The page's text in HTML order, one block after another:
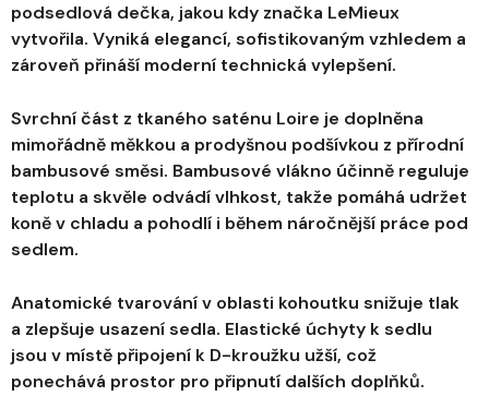
podsedlová dečka, jakou kdy značka LeMieux
vytvořila. Vyniká elegancí, sofistikovaným vzhledem a
zároveň přináší moderní technická vylepšení.
Svrchní část z tkaného saténu Loire je doplněna
mimořádně měkkou a prodyšnou podšívkou z přírodní
bambusové směsi. Bambusové vlákno účinně reguluje
teplotu a skvěle odvádí vlhkost, takže pomáhá udržet
koně v chladu a pohodlí i během náročnější práce pod
sedlem.
Anatomické tvarování v oblasti kohoutku snižuje tlak
a zlepšuje usazení sedla. Elastické úchyty k sedlu
jsou v místě připojení k D-kroužku užší, což
ponechává prostor pro připnutí dalších doplňků.